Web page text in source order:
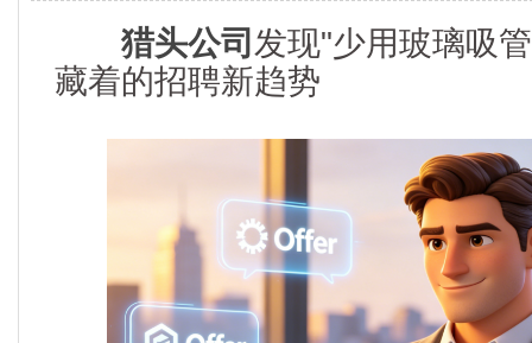
猎头公司 发现"少用玻璃吸
藏着的招聘新趋势